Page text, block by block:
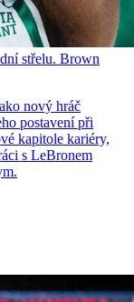
střelu. Brown
nový hráč
postavení při
kapitole kariéry,
s LeBronem